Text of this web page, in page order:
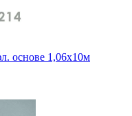
основе 1,06х10м